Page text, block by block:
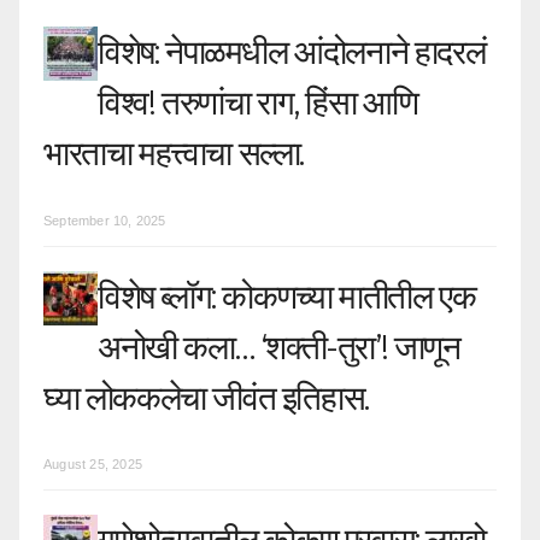
t
i
o
विशेष: नेपाळमधील आंदोलनाने हादरलं
विश्व! तरुणांचा राग, हिंसा आणि
भारताचा महत्त्वाचा सल्ला.
September 10, 2025
विशेष ब्लॉग: कोकणच्या मातीतील एक
अनोखी कला… ‘शक्ती-तुरा’! जाणून
घ्या लोककलेचा जीवंत इतिहास.
August 25, 2025